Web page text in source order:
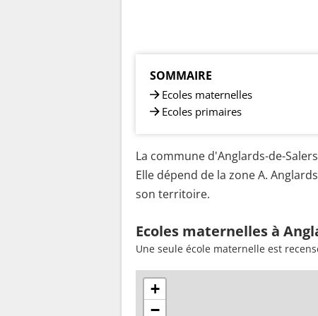
SOMMAIRE
Ecoles maternelles
Ecoles primaires
La commune d'Anglards-de-
Elle dépend de la zone A.
son territoire.
Ecoles maternelles à
Une seule école maternelle est
+
−